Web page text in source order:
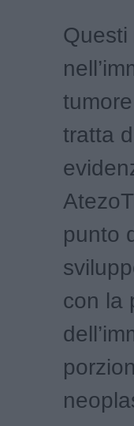
tratta
punto
con la